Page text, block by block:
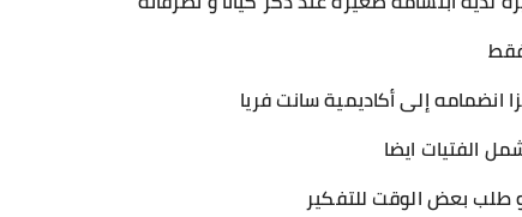
انضمامه إلى أكاديمية سانت فريا
الفتيات ايضا
طلب بعض الوقت للتفكير